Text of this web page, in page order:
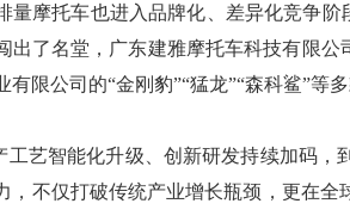
量摩托车也进入品牌化、差异化竞争
出了名堂，广东建雅摩托车科技有限
有限公司的“金刚豹”“猛龙”“森科鲨”
艺智能化升级、创新研发持续加码，
，不仅打破传统产业增长瓶颈，更在